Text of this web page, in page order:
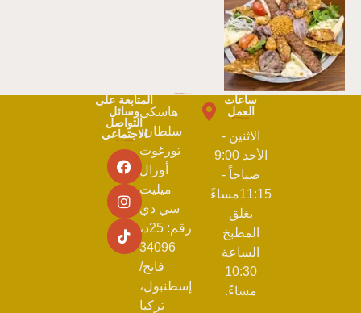
ساعات
العمل
الاثنين -
الأحد 9:00
صباحاً -
11:15مساءً
يغلق
المطبخ
الساعة
10:30
مساءً.
هاسكي
سلطان،
تورغوت
أوزال
ميليت
سي دي
رقم: 25د،
34096
فاتح/
إسطنبول،
تركيا
المتابعة على
وسائل
التواصل
الاجتماعي